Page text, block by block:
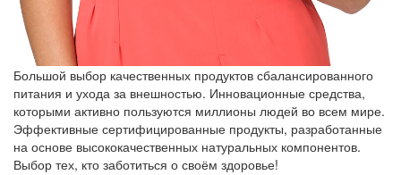
Большой выбор качественных продуктов сбалансированного
питания и ухода за внешностью. Инновационные средства,
которыми активно пользуются миллионы людей во всем мире.
Эффективные сертифицированные продукты, разработанные
на основе высококачественных натуральных компонентов.
Выбор тех, кто заботиться о своём здоровье!